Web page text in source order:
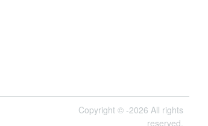
Copyright © -2026 All rights
reserved.